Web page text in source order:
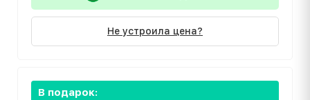
Не устроила цена?
В подарок: